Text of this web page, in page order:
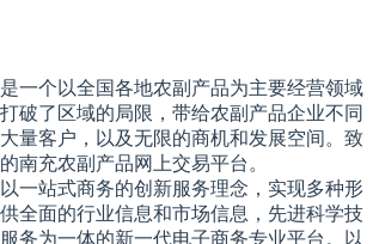
一个以全国各地农副产品为主要经营领域
破了区域的局限，带给农副产品企业不同
量客户，以及无限的商机和发展空间。致
南充农副产品网上交易平台。
一站式商务的创新服务理念，实现多种形
全面的行业信息和市场信息，先进科学技
务为一体的新一代电子商务专业平台。以